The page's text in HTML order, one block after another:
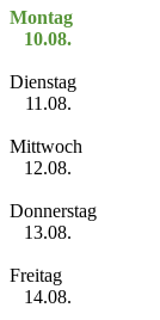
Montag
10.08.
Dienstag
11.08.
Mittwoch
12.08.
Donnerstag
13.08.
Freitag
14.08.